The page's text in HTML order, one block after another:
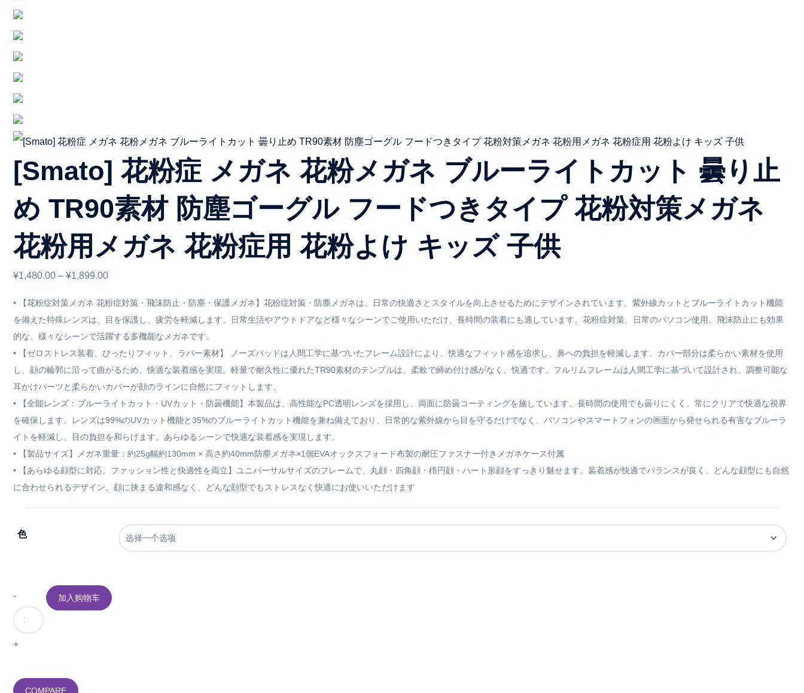
[Smato] 花粉症 メガネ 花粉メガネ ブルーライトカット 曇り止
め TR90素材 防塵ゴーグル フードつきタイプ 花粉対策メガネ
花粉用メガネ 花粉症用 花粉よけ キッズ 子供
¥1,480.00 – ¥1,899.00价
范
围：
¥1,480.00
¥1,899.00
• 【花粉症対策メガネ 花粉症対策・飛沫防止・防塵・保護メガネ】花粉症対策・防塵メガネは、日常の快適さとスタイルを向上させるためにデザインされています。紫外線カットとブルーライトカット機能
を備えた特殊レンズは、目を保護し、疲労を軽減します。日常生活やアウトドアなど様々なシーンでご使用いただけ、長時間の装着にも適しています。花粉症対策、日常のパソコン使用、飛沫防止にも効果
的な、様々なシーンで活躍する多機能なメガネです。
• 【ゼロストレス装着、ぴったりフィット、ラバー素材】 ノーズパッドは人間工学に基づいたフレーム設計により、快適なフィット感を追求し、鼻への負担を軽減します。カバー部分は柔らかい素材を使用
し、顔の輪郭に沿って曲がるため、快適な装着感を実現。軽量で耐久性に優れたTR90素材のテンプルは、柔軟で締め付け感がなく、快適です。フルリムフレームは人間工学に基づいて設計され、調整可能な
耳かけパーツと柔らかいカバーが顔のラインに自然にフィットします。
• 【全能レンズ：ブルーライトカット・UVカット・防曇機能】本製品は、高性能なPC透明レンズを採用し、両面に防曇コーティングを施しています。長時間の使用でも曇りにくく、常にクリアで快適な視界
を確保します。レンズは99%のUVカット機能と35%のブルーライトカット機能を兼ね備えており、日常的な紫外線から目を守るだけでなく、パソコンやスマートフォンの画面から発せられる有害なブルーラ
イトを軽減し、目の負担を和らげます。あらゆるシーンで快適な装着感を実現します。
• 【製品サイズ】メガネ重量：約25g幅約130mm × 高さ約40mm防塵メガネ×1個EVAオックスフォード布製の耐圧ファスナー付きメガネケース付属
• 【あらゆる顔型に対応。ファッション性と快適性を両立】ユニバーサルサイズのフレームで、丸顔・四角顔・楕円顔・ハート形顔をすっきり魅せます。装着感が快適でバランスが良く、どんな顔型にも自然
に合わせられるデザイン。顔に挟まる違和感なく、どんな顔型でもストレスなく快適にお使いいただけます
色
-
[Smato]
花
粉
ガ
+
加入购物车
COMPARE